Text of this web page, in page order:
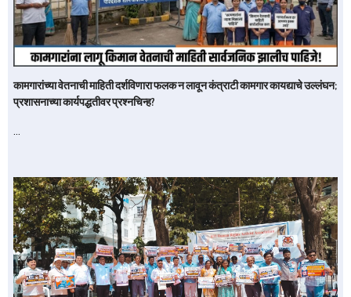
कामगारांच्या वेतनाची माहिती दर्शविणारा फलक न लावून कंत्राटी कामगार कायद्याचे उल्लंघन;
प्रशासनाच्या कार्यपद्धतीवर प्रश्नचिन्ह?
…